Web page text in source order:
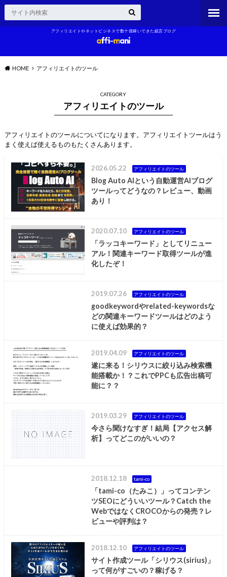
アフィリエイトやネットビジネスで数十億稼いできた戯言ブログ
HOME アフィリエイトのツール
CATEGORY
アフィリエイトのツール
アフィリエイトのツールについてになります。アフィリエイトツールはう
まく使えば使えるものもたくさんあります。
2026.05.22 アフィリエイトのツール
Blog Auto AIという自動運営AIブログ
ツールってどうなの？レビュー、動画
あり！
2020.07.10 アフィリエイトのツール
「ラッコキーワード」としてリニュー
アル！関連キーワード取得ツールが進
化したぞ！
2019.07.26 アフィリエイトのツール
goodkeywordやrelated-keywordsな
どの関連キーワードツールはどのよう
に使えば効果的？
2019.04.09 アフィリエイトのツール
遂に来る！シリウスに絞り込み検索機
能搭載か！？これでPPCも広告出稿可
能に？？
2019.03.29 アフィリエイトのツール
今さら聞けなすぎ！結局【アクセス解
析】ってどこのがいいの？
2018.12.18 tami-co
「tami-co（たみこ）」ってコンテン
ツSEOにどういいツール？Catch the
WebではなくCROCOからの発売？レ
ビューや評判は？
2018.12.10 アフィリエイトのツール
サイト作成ツール「シリウス(sirius)」
って何がすごいの？稼げる？